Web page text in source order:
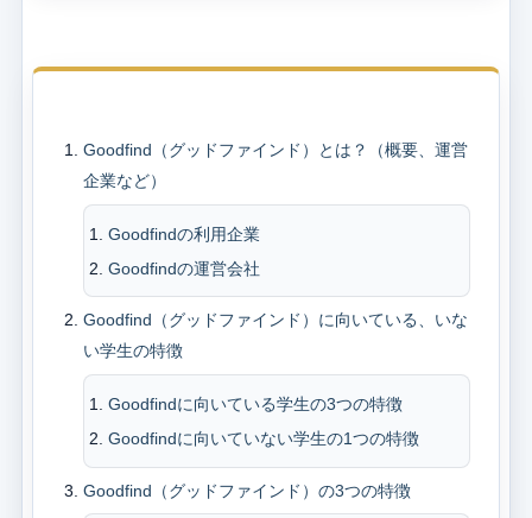
Goodfind（グッドファインド）とは？（概要、運営
企業など）
Goodfindの利用企業
Goodfindの運営会社
Goodfind（グッドファインド）に向いている、いな
い学生の特徴
Goodfindに向いている学生の3つの特徴
Goodfindに向いていない学生の1つの特徴
Goodfind（グッドファインド）の3つの特徴